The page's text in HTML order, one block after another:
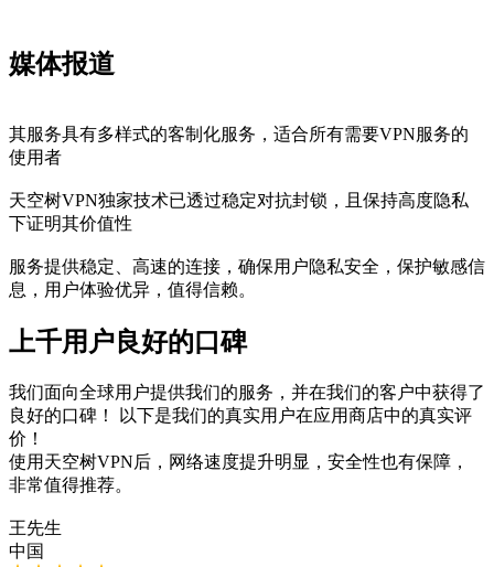
媒体报道
其服务具有多样式的客制化服务，适合所有需要VPN服务的
使用者
天空树VPN独家技术已透过稳定对抗封锁，且保持高度隐私
下证明其价值性
服务提供稳定、高速的连接，确保用户隐私安全，保护敏感信
息，用户体验优异，值得信赖。
上千用户良好的口碑
我们面向全球用户提供我们的服务，并在我们的客户中获得了
良好的口碑！ 以下是我们的真实用户在应用商店中的真实评
价！
使用天空树VPN后，网络速度提升明显，安全性也有保障，
非常值得推荐。
王先生
中国